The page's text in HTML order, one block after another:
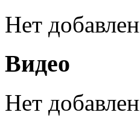
Нет
Видео
Нет